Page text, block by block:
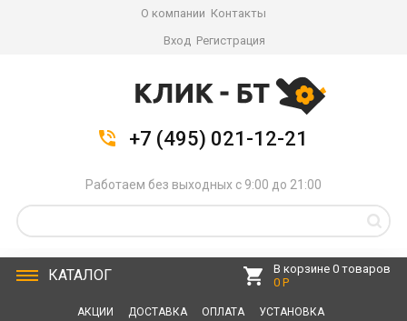
О компании Контакты
Вход Регистрация
+7 (495) 021-12-21
Работаем без выходных с 9:00 до 21:00
КАТАЛОГ
В корзине 0 товаров
0 Р
АКЦИИ ДОСТАВКА ОПЛАТА УСТАНОВКА